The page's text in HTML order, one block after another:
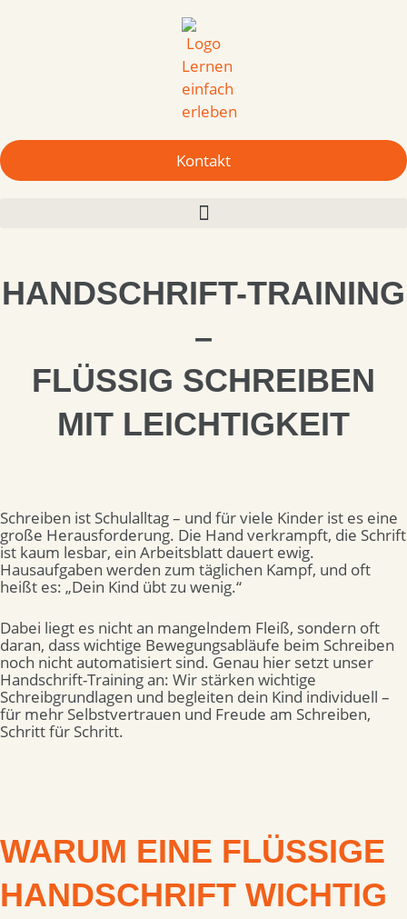
Kontakt
HANDSCHRIFT-TRAINING
–
FLÜSSIG SCHREIBEN
MIT LEICHTIGKEIT
Schreiben ist Schulalltag – und für viele Kinder ist es eine
große Herausforderung. Die Hand verkrampft, die Schrift
ist kaum lesbar, ein Arbeitsblatt dauert ewig.
Hausaufgaben werden zum täglichen Kampf, und oft
heißt es: „Dein Kind übt zu wenig.“
Dabei liegt es nicht an mangelndem Fleiß, sondern oft
daran, dass wichtige Bewegungsabläufe beim Schreiben
noch nicht automatisiert sind. Genau hier setzt unser
Handschrift-Training an: Wir stärken wichtige
Schreibgrundlagen und begleiten dein Kind individuell –
für mehr Selbstvertrauen und Freude am Schreiben,
Schritt für Schritt.
WARUM EINE FLÜSSIGE
HANDSCHRIFT WICHTIG